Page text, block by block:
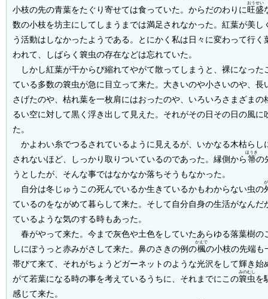
小枝の先の青葉をたぐり寄せては食っていた。からだのわりに旺盛
おうせい
数の小枝を坊主にしてしまうまでは満足されなかった。紅葉が美し
う活動はしなかったようである。とにかく私は日々に変わって行く
われて、しばらく簔虫の存在などは忘れていた。
しかし紅葉が干からび縮れてやがて散ってしまうと、裸になった
ている多数の簔虫が急に目立って来た。大きいのや小さいのや、長
さげたのや、枯れ葉を一枚肩にはおったのや、いろいろさまざまの
るい空に対して黒く浮き出して見えた。それがその日その日の風に
た。
かよわい糸でつるされているように見えるが、いかなる木枯らし
されないほど、しっかり取りついているのであった。縁側から箒
ほうき
の
うとしたが、そんな事ではなかなか落ちそうもなかった。
自分は冬じゅうこの死んでいるか生きているかもわからない虫の
ているのをながめて暮らして来た。そして自分自身の生活がなんだ
ているような気のする時もあった。
春がやって来た。今まで灰色や土色をしていたあらゆる落葉樹の
しにぽうっと赤みがさして来た。鼻のさきの例の楓
かえで
の小枝の先端も
帯びて来て、それがちょうどガーネットのような光沢をして輝き始
がて若葉になる時の事を考えているうちに、それまでにこの簔虫
みのむし
を
感じて来た。